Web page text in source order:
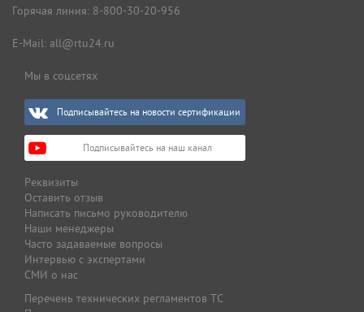
Горячая линия: 8-800-30-20-956
E-Mail: all@rtu24.ru
Мы в соцсетях
Подписывайтесь на новости сертификации
Подписывайтесь на наш канал
Реквизиты
Оставить отзыв
Написать письмо руководителю
Наши менеджеры
Часто задаваемые вопросы
Интервью с экспертами
СМИ о нас
Перечень технических регламентов ТС